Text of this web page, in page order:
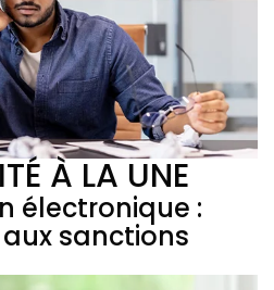
À LA UNE
électronique :
sanctions